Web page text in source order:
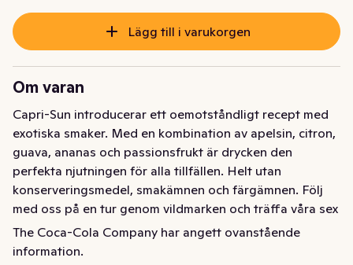
Lägg till i varukorgen
Om varan
Capri-Sun introducerar ett oemotståndligt recept med
exotiska smaker. Med en kombination av apelsin, citron,
guava, ananas och passionsfrukt är drycken den
perfekta njutningen för alla tillfällen. Helt utan
konserveringsmedel, smakämnen och färgämnen. Följ
med oss på en tur genom vildmarken och träffa våra sex
fantastiska djur!
Capri-Sun introducerar ett oemotståndligt recept med
The Coca-Cola Company har angett ovanstående
information.